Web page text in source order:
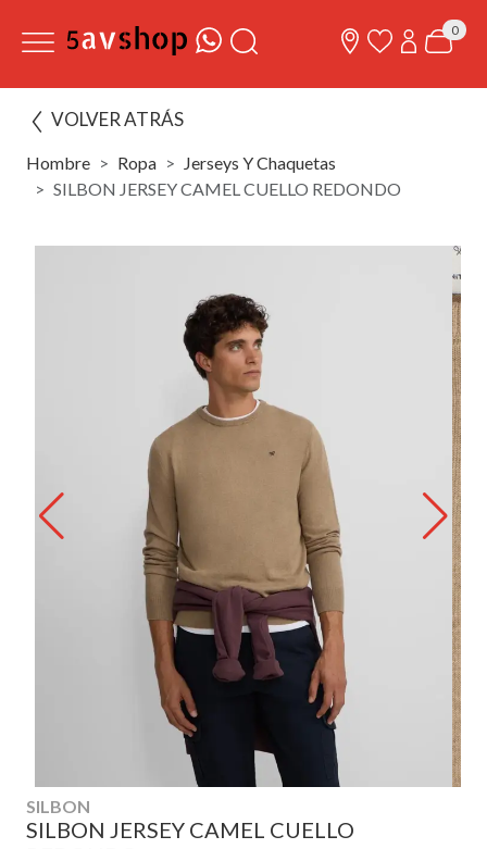
0
VOLVER ATRÁS
Hombre Ropa
Jerseys Y Chaquetas
SILBON JERSEY CAMEL CUELLO REDONDO
SILBON
SILBON JERSEY CAMEL CUELLO